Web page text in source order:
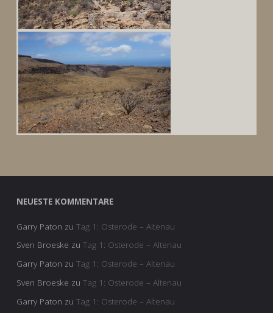
NEUESTE KOMMENTARE
Garry Paton zu Tag 1: Osterode – Altenau
Sven Broeske zu Tag 1: Osterode – Altenau
Garry Paton zu Tag 1: Osterode – Altenau
Sven Broeske zu Tag 1: Osterode – Altenau
Garry Paton zu Tag 1: Osterode – Altenau